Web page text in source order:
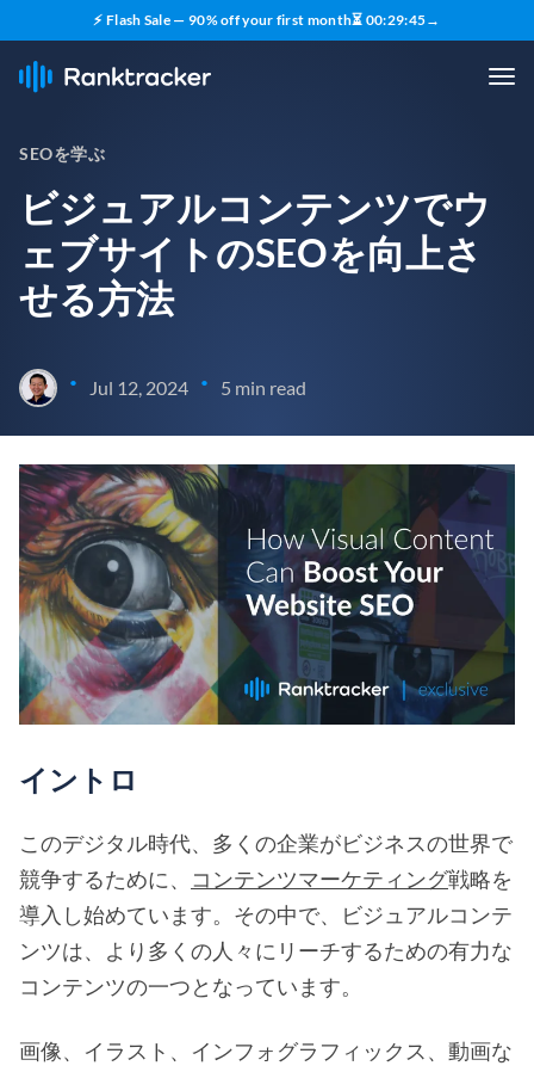
⚡ Flash Sale — 90% off your first month⏳ 00:29:44→
SEOを学ぶ
ビジュアルコンテンツでウ
ェブサイトのSEOを向上さ
せる方法
• Jul 12, 2024 • 5 min read
イントロ
このデジタル時代、多くの企業がビジネスの世界で
競争するために、 コンテンツマーケティング戦略を
導入し始めています。その中で、ビジュアルコンテ
ンツは、より多くの人々にリーチするための有力な
コンテンツの一つとなっています。
画像、イラスト、インフォグラフィックス、動画な